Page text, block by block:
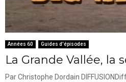
Années 60 Guides d'épisodes
La Grande Vallée, la
Par Christophe Dordain